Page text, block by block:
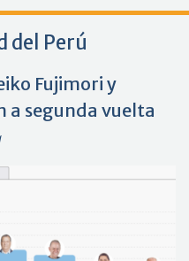
del Perú
Fujimori y
a segunda vuelta